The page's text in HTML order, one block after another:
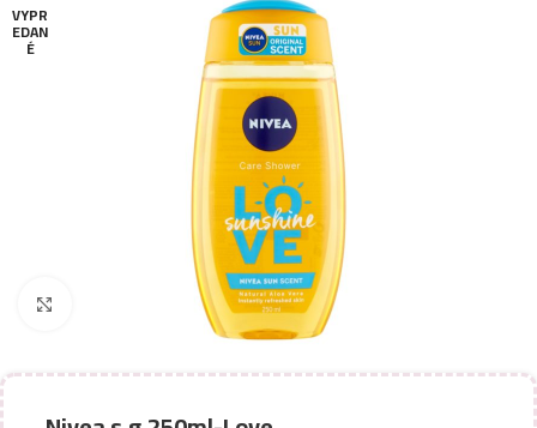
VYPR
EDAN
É
Zobraziť väčší obrázok